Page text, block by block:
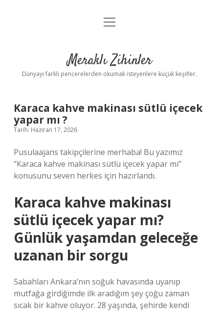
Anasayfa
Yasal Uyarı
menüyü
Meraklı Zihinler
Dünyayı farklı pencerelerden okumak isteyenlere küçük keşifler.
Karaca kahve makinası sütlü içecek
yapar mı ?
Tarih: Haziran 17, 2026
Pusulaajans takipçilerine merhaba! Bu yazımız
“Karaca kahve makinası sütlü içecek yapar mı”
konusunu seven herkes için hazırlandı.
Karaca kahve makinası
sütlü içecek yapar mı?
Günlük yaşamdan geleceğe
uzanan bir sorgu
Sabahları Ankara’nın soğuk havasında uyanıp
mutfağa girdiğimde ilk aradığım şey çoğu zaman
sıcak bir kahve oluyor. 28 yaşında, şehirde kendi